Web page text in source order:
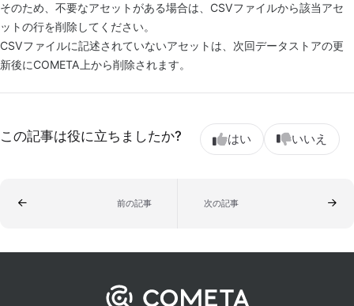
そのため、不要なアセットがある場合は、CSVファイルから該当アセ
ットの行を削除してください。
CSVファイルに記述されていないアセットは、次回データストアの更
新後にCOMETA上から削除されます。
この記事は役に立ちましたか? はい いいえ
前の記事 次の記事